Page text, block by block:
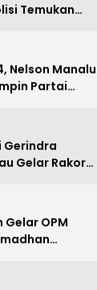
Temukan
Nelson Manalu
Partai
Gerindra
Gelar Rakor
Gelar OPM